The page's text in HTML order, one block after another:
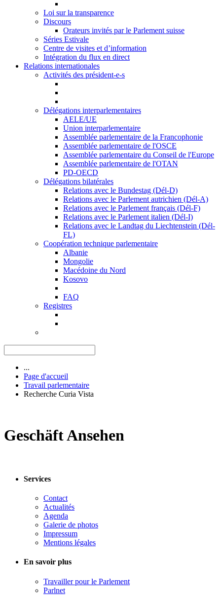
Loi sur la transparence
Discours
Orateurs invités par le Parlement suisse
Séries Estivale
Centre de visites et d’information
Intégration du flux en direct
Relations internationales
Activités des président-e-s
Délégations interparlementaires
AELE/UE
Union interparlementaire
Assemblée parlementaire de la Francophonie
Assemblée parlementaire de l'OSCE
Assemblée parlementaire du Conseil de l'Europe
Assemblée parlementaire de l'OTAN
PD-OECD
Délégations bilatérales
Relations avec le Bundestag (Dél-D)
Relations avec le Parlement autrichien (Dél-A)
Relations avec le Parlement français (Dél-F)
Relations avec le Parlement italien (Dél-I)
Relations avec le Landtag du Liechtenstein (Dél-
FL)
Coopération technique parlementaire
Albanie
Mongolie
Macédoine du Nord
Kosovo
FAQ
Registres
...
Page d'accueil
Travail parlementaire
Recherche Curia Vista
Geschäft Ansehen
Services
Contact
Actualités
Agenda
Galerie de photos
Impressum
Mentions légales
En savoir plus
Travailler pour le Parlement
Parlnet